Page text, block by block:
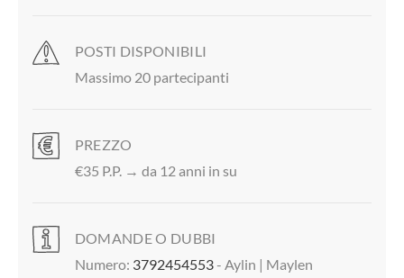
POSTI DISPONIBILI
Massimo 20 partecipanti
PREZZO
€35 P.P. → da 12 anni in su
DOMANDE O DUBBI
Numero: 3792454553- Aylin | Maylen